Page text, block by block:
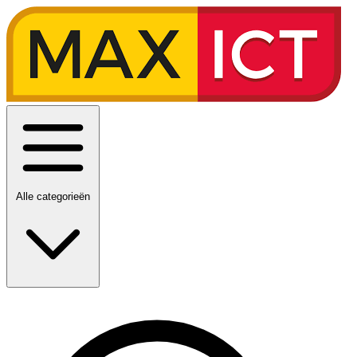
Alle categorieën